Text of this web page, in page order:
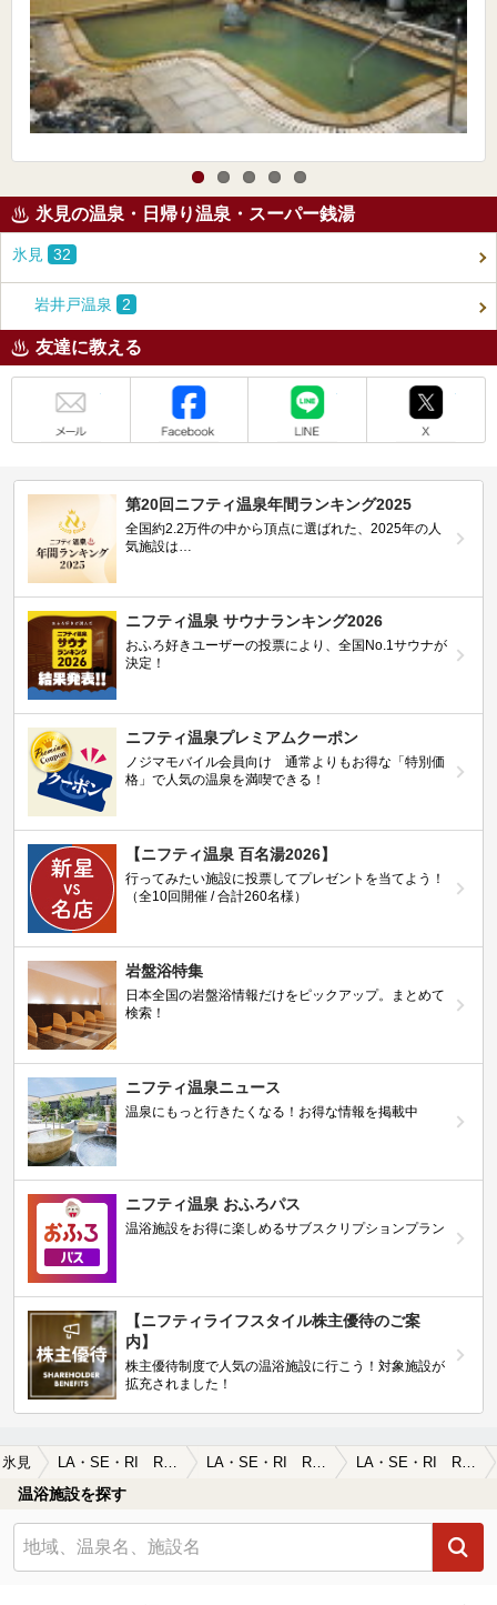
氷見の温泉・日帰り温泉・スーパー銭湯
氷見 32
岩井戸温泉 2
友達に教える
第20回ニフティ温泉年間ランキング2025
全国約2.2万件の中から頂点に選ばれた、2025年の人
気施設は…
ニフティ温泉 サウナランキング2026
おふろ好きユーザーの投票により、全国No.1サウナが
決定！
ニフティ温泉プレミアムクーポン
ノジマモバイル会員向け 通常よりもお得な「特別価
格」で人気の温泉を満喫できる！
【ニフティ温泉 百名湯2026】
行ってみたい施設に投票してプレゼントを当てよう！
（全10回開催 / 合計260名様）
岩盤浴特集
日本全国の岩盤浴情報だけをピックアップ。まとめて
検索！
ニフティ温泉ニュース
温泉にもっと行きたくなる！お得な情報を掲載中
ニフティ温泉 おふろパス
温浴施設をお得に楽しめるサブスクリプションプラン
【ニフティライフスタイル株主優待のご案
内】
株主優待制度で人気の温浴施設に行こう！対象施設が
拡充されました！
氷見 LA・SE・RI Resort＆STAY（旧 ラ・セリオール） LA・SE・RI Resort＆STAY（旧 ラ・セリオール）の口コミ一覧 LA・SE・RI Resort＆STAY（旧 ラ・セリオール）の口コミ 画像提供
温浴施設を探す